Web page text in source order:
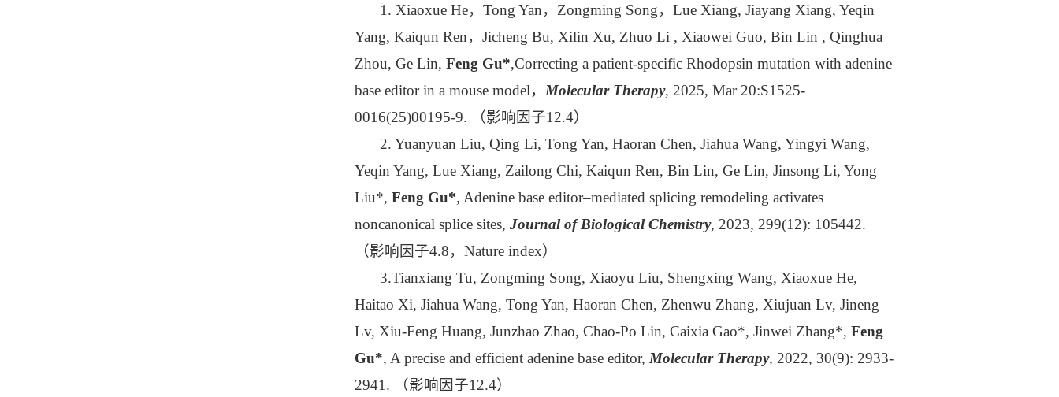
1. Xiaoxue He， Tong Yan， Zongming Song， Lue Xiang, Jiayang Xiang, Yeqin
Yang, Kaiqun Ren， Jicheng Bu, Xilin Xu, Zhuo Li , Xiaowei Guo, Bin Lin , Qinghua
Zhou, Ge Lin, Feng Gu*,Correcting a patient-specific Rhodopsin mutation with adenine
base editor in a mouse model， Molecular Therapy, 2025, Mar 20:S1525-
0016(25)00195-9.
（影响因子12.4）
2. Yuanyuan Liu, Qing Li, Tong Yan, Haoran Chen, Jiahua Wang, Yingyi Wang,
Yeqin Yang, Lue Xiang, Zailong Chi, Kaiqun Ren, Bin Lin, Ge Lin, Jinsong Li, Yong
Liu*, Feng Gu*, Adenine base editor–mediated splicing remodeling activates
noncanonical splice sites, Journal of Biological Chemistry, 2023, 299(12): 105442.
（影响因子4.8， Nature index）
3.Tianxiang Tu, Zongming Song, Xiaoyu Liu, Shengxing Wang, Xiaoxue He,
Haitao Xi, Jiahua Wang, Tong Yan, Haoran Chen, Zhenwu Zhang, Xiujuan Lv, Jineng
Lv, Xiu-Feng Huang, Junzhao Zhao, Chao-Po Lin, Caixia Gao*, Jinwei Zhang*, Feng
Gu*, A precise and efficient adenine base editor, Molecular Therapy, 2022, 30(9): 2933-
2941.
（影响因子12.4）